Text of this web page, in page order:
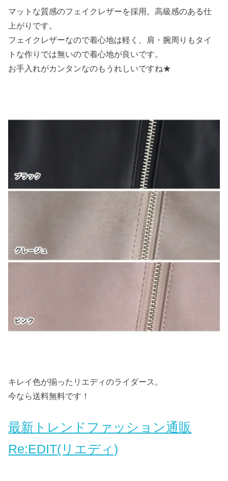
マットな質感のフェイクレザーを採用。高級感のある仕
上がりです。
フェイクレザーなので着心地は軽く、肩・腕周りもタイ
トな作りでは無いので着心地が良いです。
お手入れがカンタンなのもうれしいですね★
キレイ色が揃ったリエディのライダース。
今なら送料無料です！
最新トレンドファッション通販
Re:EDIT(リエディ)